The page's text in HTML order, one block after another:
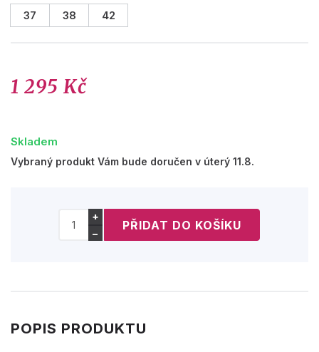
37 38 42
1 295 Kč
Skladem
Vybraný produkt Vám bude doručen v úterý 11.8.
+
−
POPIS PRODUKTU